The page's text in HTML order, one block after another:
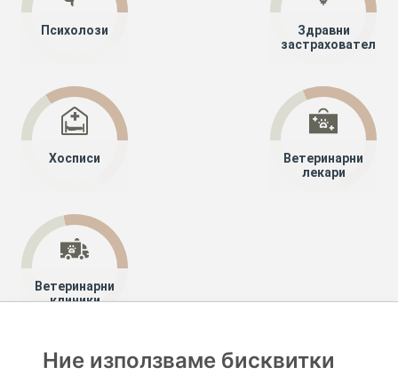
Психолози
Здравни
застрахователи
Хосписи
Ветеринарни
лекари
Ветеринарни
клиники
Специалисти
Ние използваме бисквитки